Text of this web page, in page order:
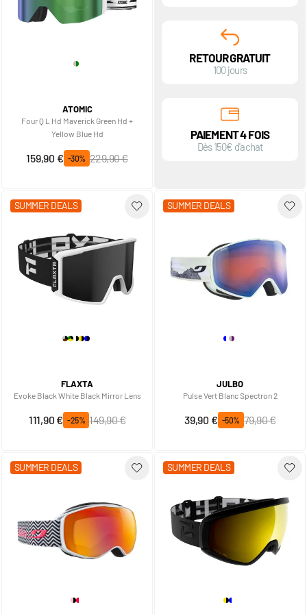
ATOMIC
Four Q L Hd Maverick Green Hd +
Yellow Blue Hd
Prix spécial
159,90 € -30%
Prix normal
229,90 €
RETOUR GRATUIT
100 jours
PAIEMENT 4 FOIS
Dès 150€ d'achat
SUMMER DEALS
FLAXTA
Evoke Black White Black Mirror Lens
Prix spécial
111,90 € -25%
Prix normal
149,90 €
SUMMER DEALS
JULBO
Pulse Vert Blanc Spectron 2
Prix spécial
39,90 € -50%
Prix normal
79,90 €
SUMMER DEALS SUMMER DEALS